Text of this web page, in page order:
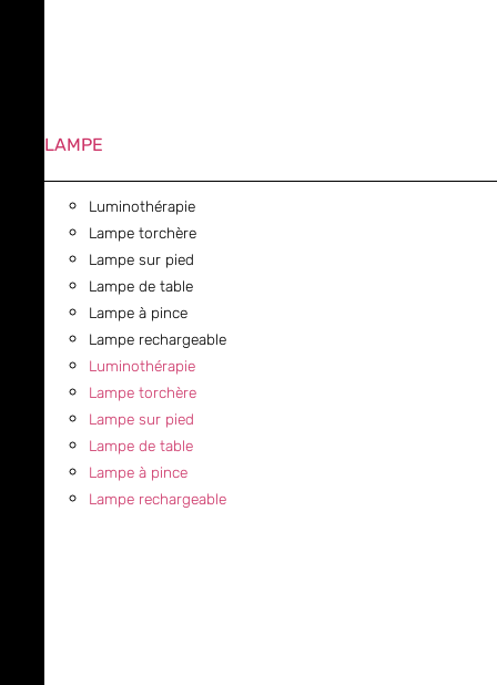
LAMPE
Luminothérapie
Lampe torchère
Lampe sur pied
Lampe de table
Lampe à pince
Lampe rechargeable
Luminothérapie
Lampe torchère
Lampe sur pied
Lampe de table
Lampe à pince
Lampe rechargeable